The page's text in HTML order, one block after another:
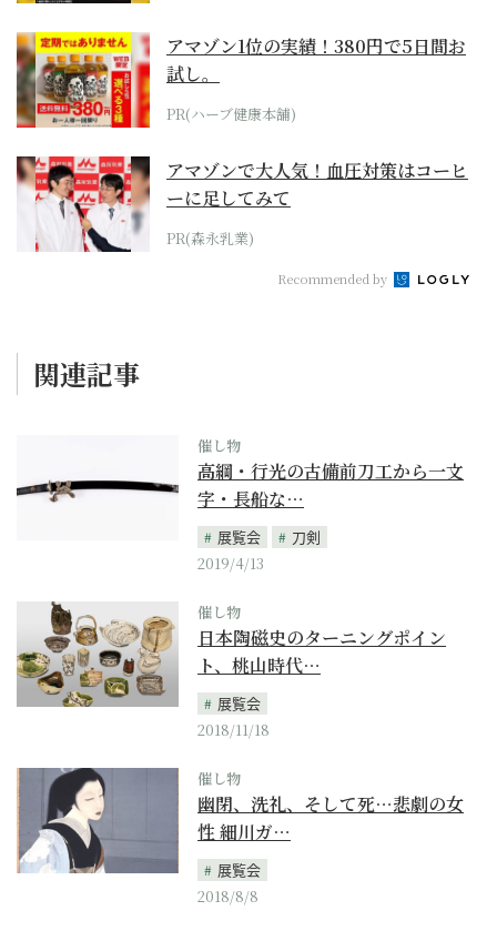
アマゾン1位の実績！380円で5日間お
試し。
PR(ハーブ健康本舗)
アマゾンで大人気！血圧対策はコーヒ
ーに足してみて
PR(森永乳業)
Recommended by
関連記事
催し物
高綱・行光の古備前刀工から一文
字・長船な…
展覧会
刀剣
2019/4/13
催し物
日本陶磁史のターニングポイン
ト、桃山時代…
展覧会
2018/11/18
催し物
幽閉、洗礼、そして死…悲劇の女
性 細川ガ…
展覧会
2018/8/8